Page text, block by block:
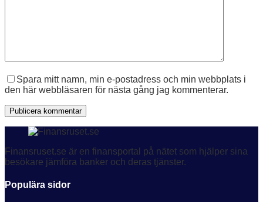
Spara mitt namn, min e-postadress och min webbplats i
den här webbläsaren för nästa gång jag kommenterar.
Publicera kommentar
Finansruset.se är en finansportal på nätet som hjälper sina
besökare jämföra banker och deras tjänster.
Populära sidor